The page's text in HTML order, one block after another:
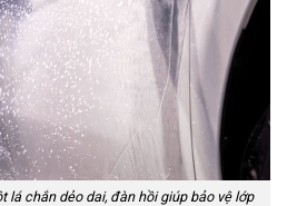
lá chắn dẻo dai, đàn hồi giúp bảo vệ lớp